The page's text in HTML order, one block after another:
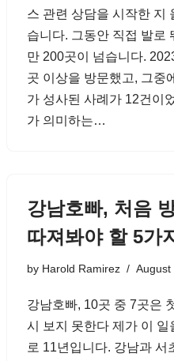
스 관련 상담을 시작한 지
습니다. 그동안 직접 발로
만 200곳이 넘습니다.
곳 이상을 방문했고, 그중
가 성사된 사례가 12건이
가 의미하는…
강남호빠, 처음
따져봐야 할 5가
by Harold Ramirez August
강남호빠, 10곳 중 7곳은
시 보지 못한다 제가 이 일
로 11년입니다. 강남과 서